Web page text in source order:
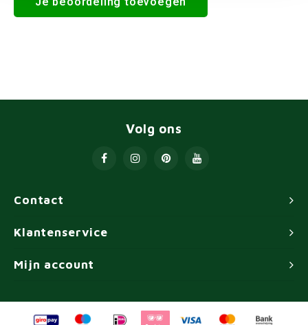
Contact
Volg ons
Klantenservice
Mijn account